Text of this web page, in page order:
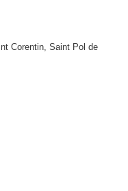
Corentin, Saint Pol de